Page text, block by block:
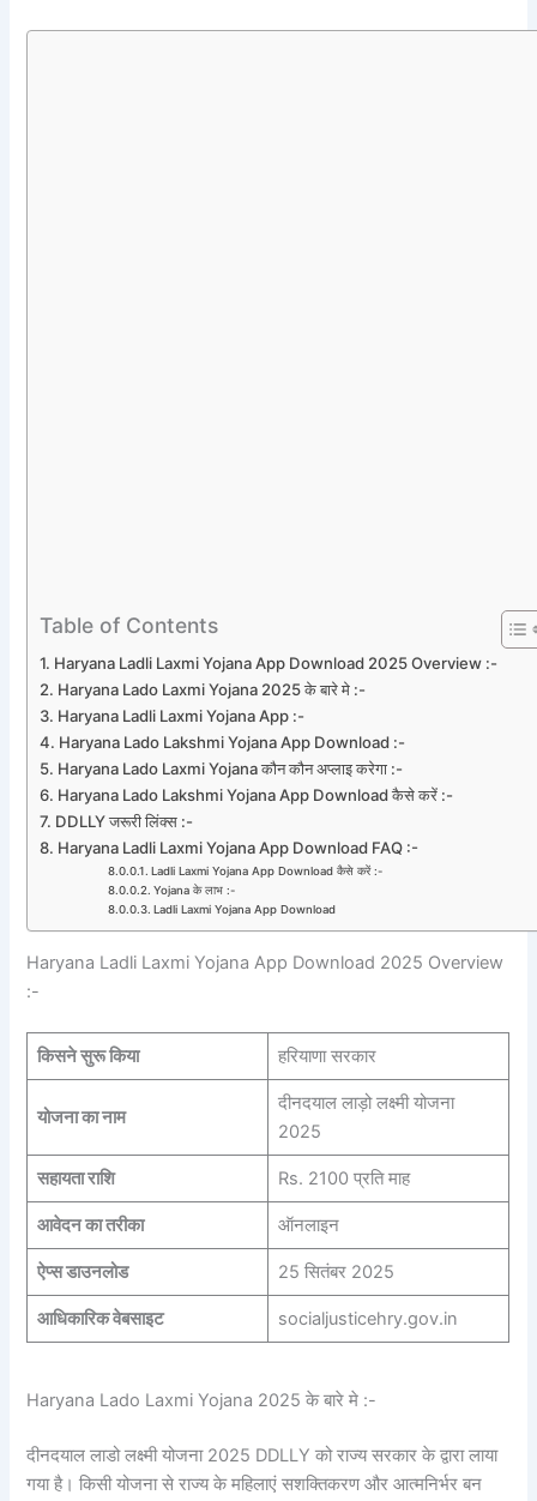
Table of Contents
Haryana Ladli Laxmi Yojana App Download 2025 Overview :-
Haryana Lado Laxmi Yojana 2025 के बारे मे :-
Haryana Ladli Laxmi Yojana App :-
Haryana Lado Lakshmi Yojana App Download :-
Haryana Lado Laxmi Yojana कौन कौन अप्लाइ करेगा :-
Haryana Lado Lakshmi Yojana App Download कैसे करें :-
DDLLY जरूरी लिंक्स :-
Haryana Ladli Laxmi Yojana App Download FAQ :-
Ladli Laxmi Yojana App Download कैसे करें :-
Yojana के लाभ :-
Ladli Laxmi Yojana App Download
Haryana Ladli Laxmi Yojana App Download 2025 Overview
:-
किसने सुरू किया हरियाणा सरकार
योजना का नाम
दीनदयाल लाड़ो लक्ष्मी योजना
2025
सहायता राशि Rs. 2100 प्रति माह
आवेदन का तरीका ऑनलाइन
ऐप्स डाउनलोड 25 सितंबर 2025
आधिकारिक वेबसाइट socialjusticehry.gov.in
Haryana Lado Laxmi Yojana 2025 के बारे मे :-
दीनदयाल लाडो लक्ष्मी योजना 2025 DDLLY को राज्य सरकार के द्वारा लाया
गया है। किसी योजना से राज्य के महिलाएं सशक्तिकरण और आत्मनिर्भर बन